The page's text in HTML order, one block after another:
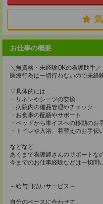
お仕事の概要
＼無資格・未経験OKの看護助手／
医療行為は一切行わないので未経
▽具体的には…
・リネンやシーツの交換
・病院内の備品管理やチェック
・お食事の配膳やサポート
・ベッドから車イスへの移動のお
・トイレや入浴、着替えのお手伝
などなど
あくまで看護師さんのサポートな
今までのお仕事経験などは一切問
～給与日払いサービス～
自分のペースに合わせて